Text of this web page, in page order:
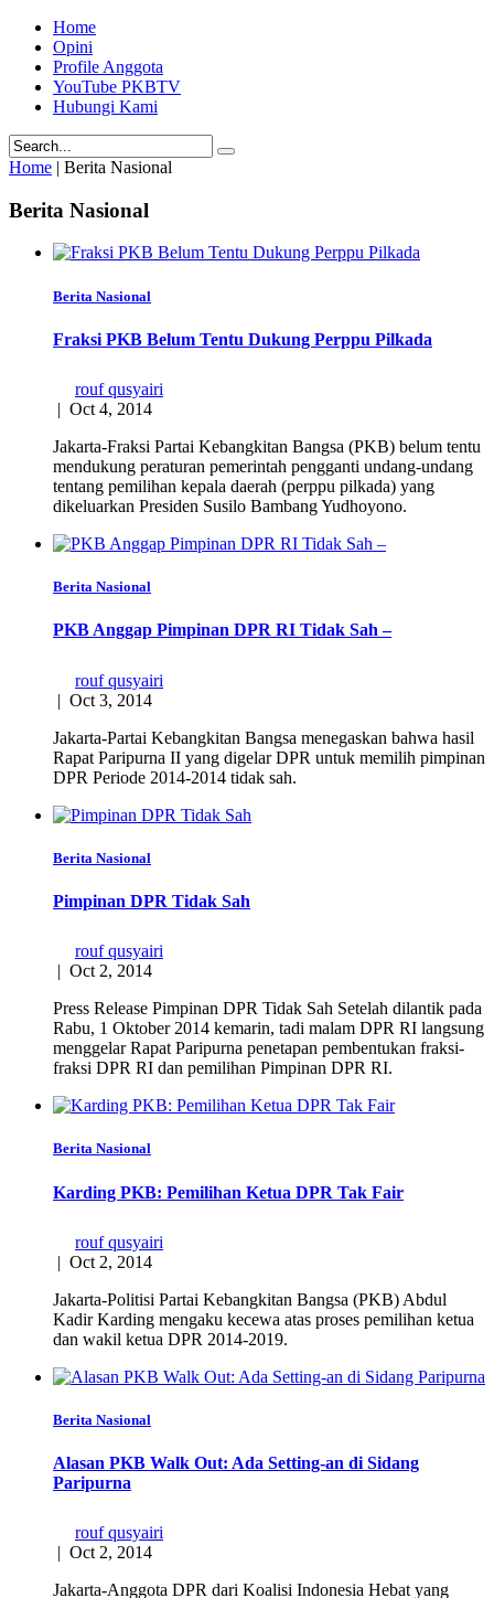
Home
Opini
Profile Anggota
YouTube PKBTV
Hubungi Kami
Home | Berita Nasional
Berita Nasional
Berita Nasional
Fraksi PKB Belum Tentu Dukung Perppu Pilkada
rouf qusyairi
| Oct 4, 2014
Jakarta-Fraksi Partai Kebangkitan Bangsa (PKB) belum tentu
mendukung peraturan pemerintah pengganti undang-undang
tentang pemilihan kepala daerah (perppu pilkada) yang
dikeluarkan Presiden Susilo Bambang Yudhoyono.
Berita Nasional
PKB Anggap Pimpinan DPR RI Tidak Sah –
rouf qusyairi
| Oct 3, 2014
Jakarta-Partai Kebangkitan Bangsa menegaskan bahwa hasil
Rapat Paripurna II yang digelar DPR untuk memilih pimpinan
DPR Periode 2014-2014 tidak sah.
Berita Nasional
Pimpinan DPR Tidak Sah
rouf qusyairi
| Oct 2, 2014
Press Release Pimpinan DPR Tidak Sah Setelah dilantik pada
Rabu, 1 Oktober 2014 kemarin, tadi malam DPR RI langsung
menggelar Rapat Paripurna penetapan pembentukan fraksi-
fraksi DPR RI dan pemilihan Pimpinan DPR RI.
Berita Nasional
Karding PKB: Pemilihan Ketua DPR Tak Fair
rouf qusyairi
| Oct 2, 2014
Jakarta-Politisi Partai Kebangkitan Bangsa (PKB) Abdul
Kadir Karding mengaku kecewa atas proses pemilihan ketua
dan wakil ketua DPR 2014-2019.
Berita Nasional
Alasan PKB Walk Out: Ada Setting-an di Sidang
Paripurna
rouf qusyairi
| Oct 2, 2014
Jakarta-Anggota DPR dari Koalisi Indonesia Hebat yang